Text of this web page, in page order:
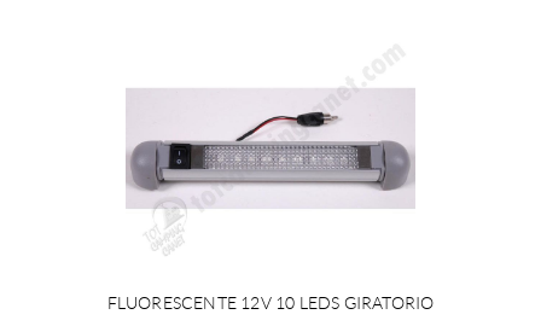
ACHETER
FLUORESCENTE 12V 10 LEDS GIRATORIO